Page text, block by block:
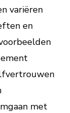
variëren
en
met